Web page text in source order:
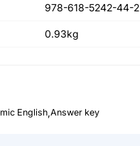
978-618-5242-44-2
0.93kg
English,Answer key